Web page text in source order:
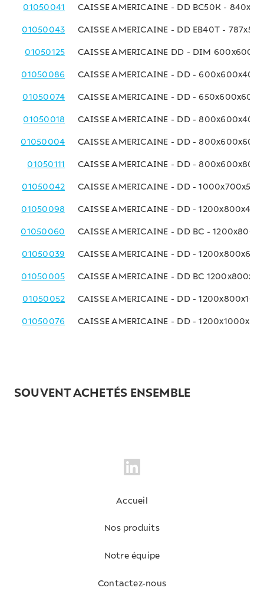
01050041 CAISSE AMERICAINE - DD BC50K -
01050043 CAISSE AMERICAINE - DD EB40T -
01050125 CAISSE AMERICAINE DD - DIM
01050086 CAISSE AMERICAINE - DD - 600x600x400
01050074 CAISSE AMERICAINE - DD - 650x600x600
01050018 CAISSE AMERICAINE - DD - 800x600x400
01050004 CAISSE AMERICAINE - DD - 800x600x600
01050111 CAISSE AMERICAINE - DD - 800x600x800
01050042 CAISSE AMERICAINE - DD -
01050098 CAISSE AMERICAINE - DD -
01050060 CAISSE AMERICAINE - DD BC -
01050039 CAISSE AMERICAINE - DD -
01050005 CAISSE AMERICAINE - DD BC
01050052 CAISSE AMERICAINE - DD -
01050076 CAISSE AMERICAINE - DD -
SOUVENT ACHETÉS ENSEMBLE
Accueil
Nos produits
Notre équipe
Contactez-nous